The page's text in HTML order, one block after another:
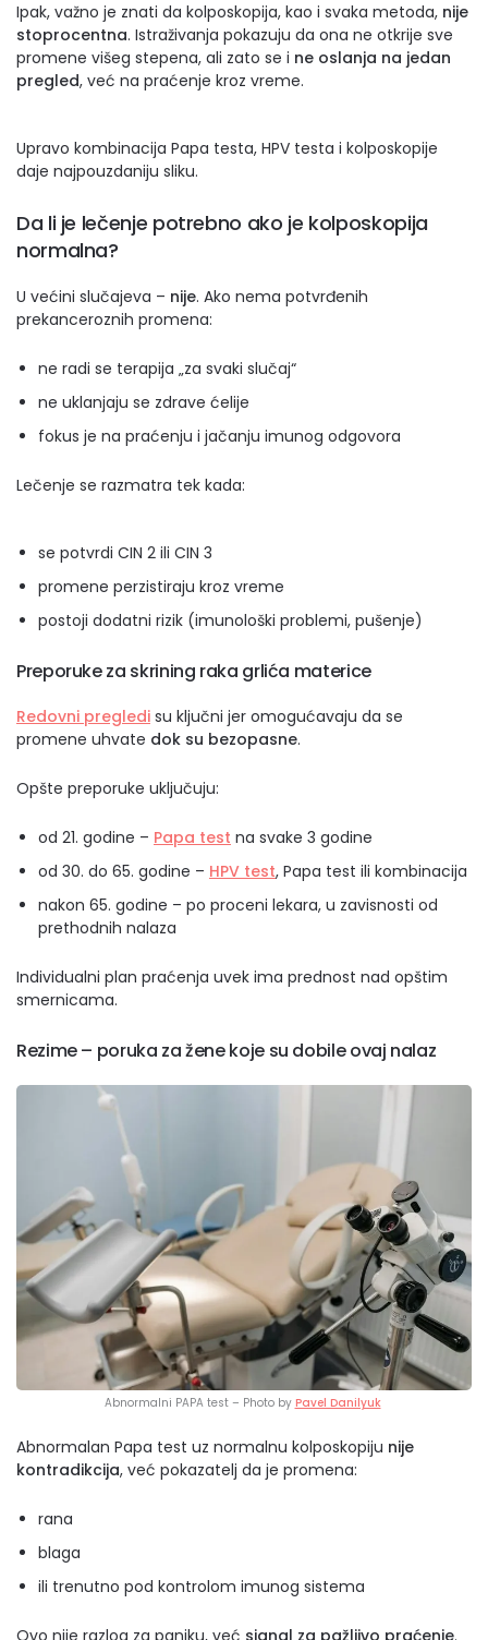
Ipak, važno je znati da kolposkopija, kao i svaka metoda, nije
stoprocentna. Istraživanja pokazuju da ona ne otkrije sve
promene višeg stepena, ali zato se i ne oslanja na jedan
pregled, već na praćenje kroz vreme.
Upravo kombinacija Papa testa, HPV testa i kolposkopije
daje najpouzdaniju sliku.
Da li je lečenje potrebno ako je kolposkopija
normalna?
U većini slučajeva – nije. Ako nema potvrđenih
prekanceroznih promena:
ne radi se terapija „za svaki slučaj“
ne uklanjaju se zdrave ćelije
fokus je na praćenju i jačanju imunog odgovora
Lečenje se razmatra tek kada:
se potvrdi CIN 2 ili CIN 3
promene perzistiraju kroz vreme
postoji dodatni rizik (imunološki problemi, pušenje)
Preporuke za skrining raka grlića materice
Redovni pregledi su ključni jer omogućavaju da se
promene uhvate dok su bezopasne.
Opšte preporuke uključuju:
od 21. godine – Papa test na svake 3 godine
od 30. do 65. godine – HPV test, Papa test ili kombinacija
nakon 65. godine – po proceni lekara, u zavisnosti od
prethodnih nalaza
Individualni plan praćenja uvek ima prednost nad opštim
smernicama.
Rezime – poruka za žene koje su dobile ovaj nalaz
Abnormalni PAPA test – Photo by Pavel Danilyuk
Abnormalan Papa test uz normalnu kolposkopiju nije
kontradikcija, već pokazatelj da je promena:
rana
blaga
ili trenutno pod kontrolom imunog sistema
Ovo nije razlog za paniku, već signal za pažljivo praćenje.